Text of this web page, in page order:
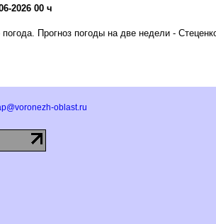
2026 00 ч
погода. Прогноз погоды на две недели -
oblast.ru